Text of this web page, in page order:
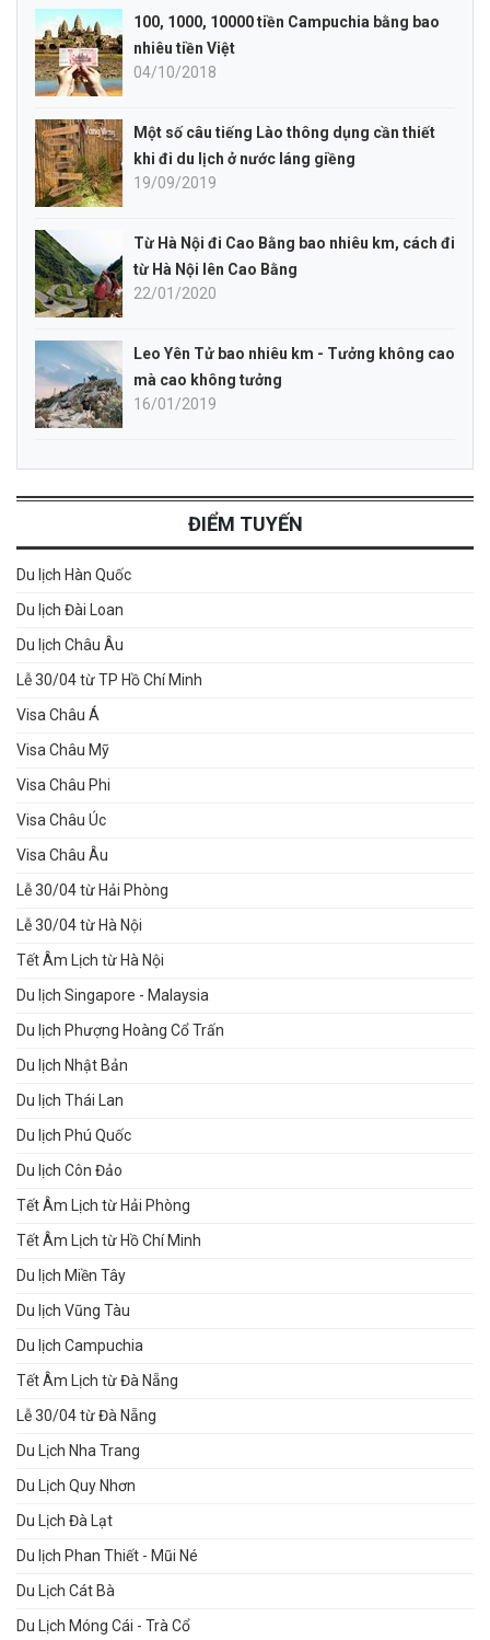
100, 1000, 10000 tiền Campuchia bằng bao
nhiêu tiền Việt
04/10/2018
Một số câu tiếng Lào thông dụng cần thiết
khi đi du lịch ở nước láng giềng
19/09/2019
Từ Hà Nội đi Cao Bằng bao nhiêu km, cách đi
từ Hà Nội lên Cao Bằng
22/01/2020
Leo Yên Tử bao nhiêu km - Tưởng không cao
mà cao không tưởng
16/01/2019
ĐIỂM TUYẾN
Du lịch Hàn Quốc
Du lịch Đài Loan
Du lịch Châu Âu
Lễ 30/04 từ TP Hồ Chí Minh
Visa Châu Á
Visa Châu Mỹ
Visa Châu Phi
Visa Châu Úc
Visa Châu Âu
Lễ 30/04 từ Hải Phòng
Lễ 30/04 từ Hà Nội
Tết Âm Lịch từ Hà Nội
Du lịch Singapore - Malaysia
Du lịch Phượng Hoàng Cổ Trấn
Du lịch Nhật Bản
Du lịch Thái Lan
Du lịch Phú Quốc
Du lịch Côn Đảo
Tết Âm Lịch từ Hải Phòng
Tết Âm Lịch từ Hồ Chí Minh
Du lịch Miền Tây
Du lịch Vũng Tàu
Du lịch Campuchia
Tết Âm Lịch từ Đà Nẵng
Lễ 30/04 từ Đà Nẵng
Du Lịch Nha Trang
Du Lịch Quy Nhơn
Du Lịch Đà Lạt
Du lịch Phan Thiết - Mũi Né
Du Lịch Cát Bà
Du Lịch Móng Cái - Trà Cổ